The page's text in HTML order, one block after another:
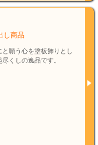
し商品
願う心を塗板飾りとし
くしの逸品です。